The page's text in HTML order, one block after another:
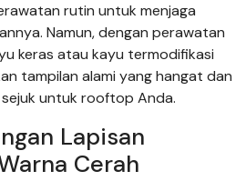
rutin untuk menjaga
Namun, dengan perawatan
keras atau kayu termodifikasi
tampilan alami yang hangat dan
untuk rooftop Anda.
Lapisan
Cerah